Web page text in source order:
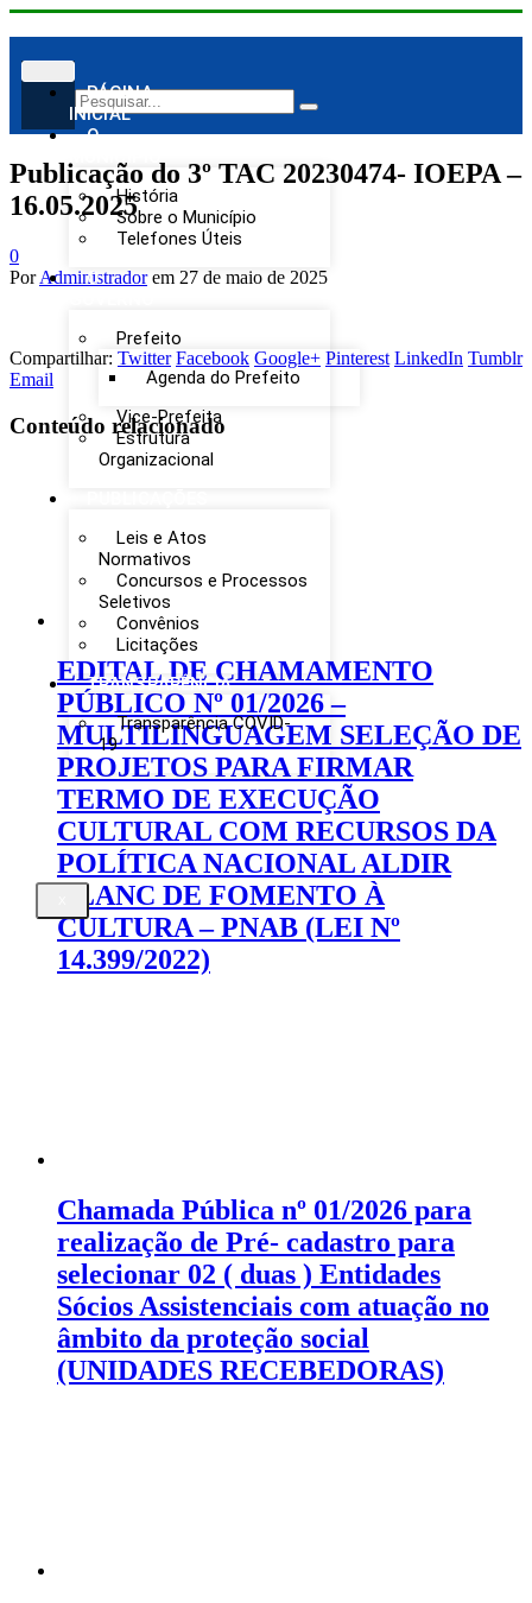
PÁGINA
INICIAL
O
História
Sobre o Município
Telefones Úteis
O
Prefeito
Agenda do Prefeito
Vice-Prefeita
Estrutura
Organizacional
Leis e Atos
Normativos
Concursos e Processos
Seletivos
Convênios
Licitações
TRANSPARÊNCIA
Transparência COVID-
19
Publicação do 3º TAC 20230474- IOEPA –
16.05.2025
0
PorAdministrador em 27 de maio de 2025
Compartilhar: Twitter Facebook Google+ Pinterest LinkedIn Tumblr
Email
Conteúdo relacionado
EDITAL DE CHAMAMENTO
PÚBLICO Nº 01/2026 –
MULTILINGUAGEM SELEÇÃO DE
PROJETOS PARA FIRMAR
TERMO DE EXECUÇÃO
CULTURAL COM RECURSOS DA
POLÍTICA NACIONAL ALDIR
BLANC DE FOMENTO À
CULTURA – PNAB (LEI Nº
14.399/2022)
Chamada Pública nº 01/2026 para
realização de Pré- cadastro para
selecionar 02 ( duas ) Entidades
Sócios Assistenciais com atuação no
âmbito da proteção social
(UNIDADES RECEBEDORAS)